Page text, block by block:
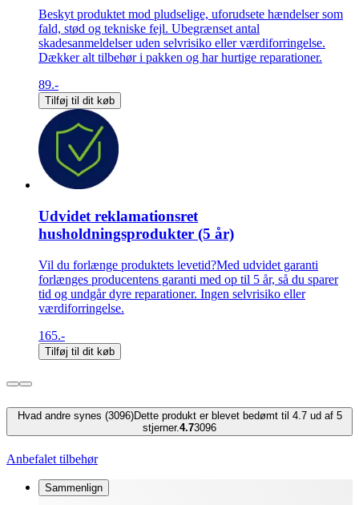
Beskyt produktet mod pludselige, uforudsete hændelser som
fald, stød og tekniske fejl. Ubegrænset antal
skadesanmeldelser uden selvrisiko eller værdiforringelse.
Dækker alt tilbehør i pakken og har hurtige reparationer.
89.-
Tilføj til dit køb
Udvidet reklamationsret
husholdningsprodukter (5 år)
Vil du forlænge produktets levetid?Med udvidet garanti
forlænges producentens garanti med op til 5 år, så du sparer
tid og undgår dyre reparationer. Ingen selvrisiko eller
værdiforringelse.
165.-
Tilføj til dit køb
Hvad andre synes (3096)Dette produkt er blevet bedømt til 4.7 ud af 5
stjerner.4.73096
Anbefalet tilbehør
Sammenlign